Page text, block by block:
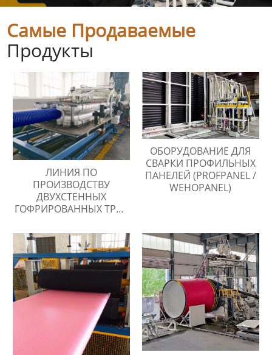
Самые Продаваемые
Продукты
ЛИНИЯ ПО
ПРОИЗВОДСТВУ
ДВУХСТЕННЫХ
ГОФРИРОВАННЫХ ТРУБ
ОБОРУДОВАНИЕ ДЛЯ
СВАРКИ ПРОФИЛЬНЫХ
ПАНЕЛЕЙ (PROFPANEL /
WEHOPANEL)